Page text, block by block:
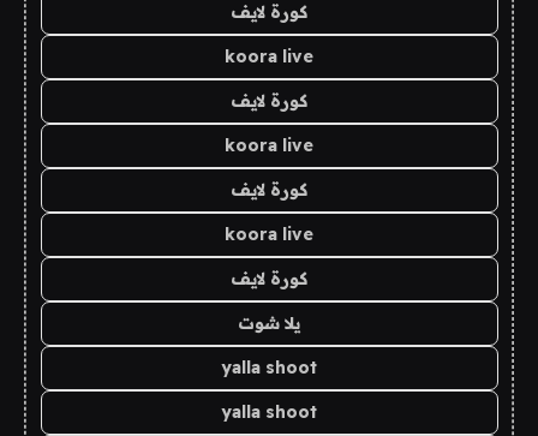
كورة لايف
koora live
كورة لايف
koora live
كورة لايف
koora live
كورة لايف
يلا شوت
yalla shoot
yalla shoot